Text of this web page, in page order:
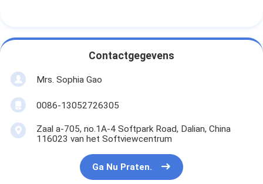
Contactgegevens
Mrs. Sophia Gao
0086-13052726305
Zaal a-705, no.1A-4 Softpark Road, Dalian, China
116023 van het Softviewcentrum
Ga Nu Praten.